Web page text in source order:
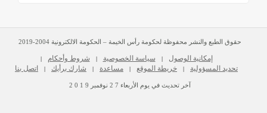
حقوق الطبع والنشر محفوظة لحكومة رأس الخيمة – الحكومة الالكترونية 2004-2019
إمكانية الوصول | سياسة الخصوصية | شروط وأحكام |
تحديد المسؤولية | خريطة الموقع | مساعدة | شارك برأيك | اتصل بنا
2 0 1 9 نوفمبر 2 7 الأربعاء آخر تحديث في يوم